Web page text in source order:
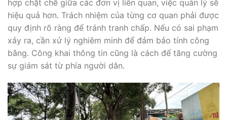
hợp chặt chẽ giữa các đơn vị liên quan, việc quản lý sẽ
hiệu quả hơn. Trách nhiệm của từng cơ quan phải được
quy định rõ ràng để tránh tranh chấp. Nếu có sai phạm
xảy ra, cần xử lý nghiêm minh để đảm bảo tính công
bằng. Công khai thông tin cũng là cách để tăng cường
sự giám sát từ phía người dân.